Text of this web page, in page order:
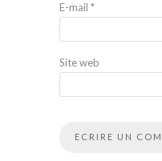
E-mail *
Site web